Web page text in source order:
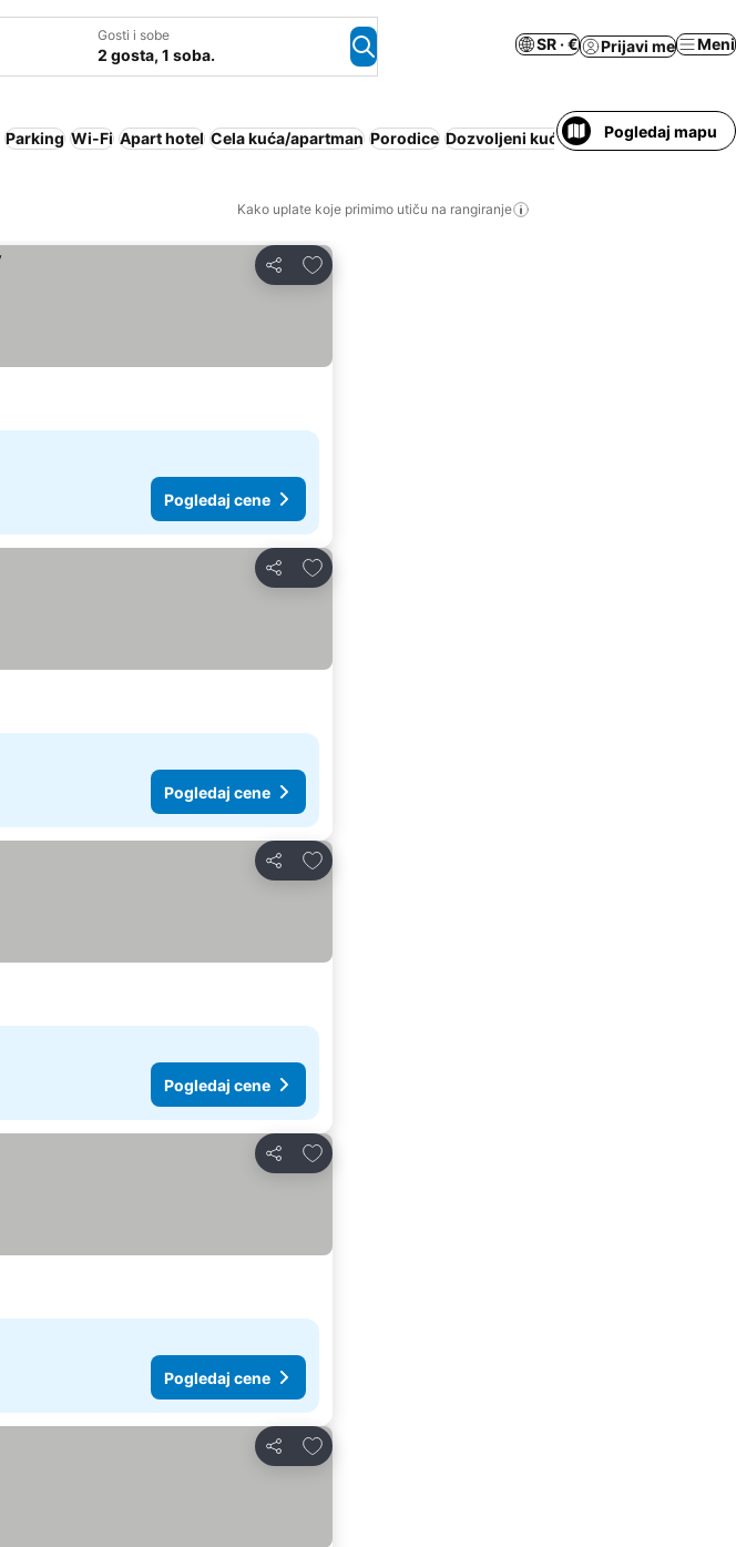
Gosti i sobe
2 gosta, 1 soba.
SR · € Prijavi me Meni
Parking Wi-Fi Apart hotel Cela kuća/apartman Porodice Dozvoljeni kućni ljubimci Bazen
Pogledaj mapu
Kako uplate koje primimo utiču na rangiranje
Deli
Dodati u favorite
Pogledaj cene
Deli
Dodati u favorite
Pogledaj cene
Deli
Dodati u favorite
Pogledaj cene
Deli
Dodati u favorite
Pogledaj cene
Deli
Dodati u favorite